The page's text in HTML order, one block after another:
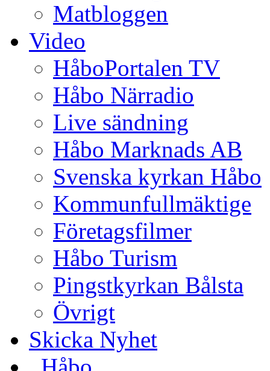
Matbloggen
Video
HåboPortalen TV
Håbo Närradio
Live sändning
Håbo Marknads AB
Svenska kyrkan Håbo
Kommunfullmäktige
Företagsfilmer
Håbo Turism
Pingstkyrkan Bålsta
Övrigt
Skicka Nyhet